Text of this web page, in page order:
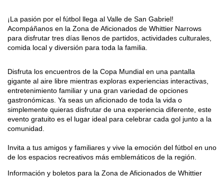
¡La pasión por el fútbol llega al Valle de San Gabriel!
Acompáñanos en la Zona de Aficionados de Whittier Narrows
para disfrutar tres días llenos de partidos, actividades culturales,
comida local y diversión para toda la familia.
Disfruta los encuentros de la Copa Mundial en una pantalla
gigante al aire libre mientras exploras experiencias interactivas,
entretenimiento familiar y una gran variedad de opciones
gastronómicas. Ya seas un aficionado de toda la vida o
simplemente quieras disfrutar de una experiencia diferente, este
evento gratuito es el lugar ideal para celebrar cada gol junto a la
comunidad.
Invita a tus amigos y familiares y vive la emoción del fútbol en uno
de los espacios recreativos más emblemáticos de la región.
Información y boletos para la Zona de Aficionados de Whittier